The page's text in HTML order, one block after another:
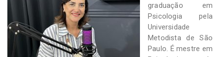
graduação em
Psicologia pela
Universidade
Metodista de São
Paulo. É mestre em